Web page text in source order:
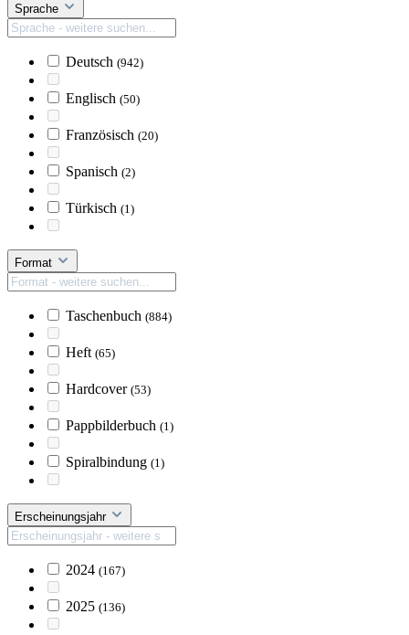
Sprache
Deutsch (942)
Englisch (50)
Französisch (20)
Spanisch (2)
Türkisch (1)
Format
Taschenbuch (884)
Heft (65)
Hardcover (53)
Pappbilderbuch (1)
Spiralbindung (1)
Erscheinungsjahr
2024 (167)
2025 (136)